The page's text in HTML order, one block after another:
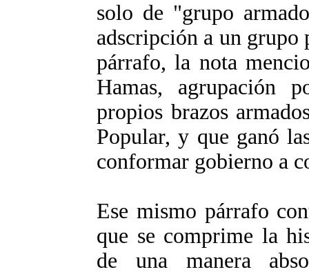
solo de "grupo
adscripción a un
párrafo, la nota
Hamas, agrupación
propios brazos
Popular, y que ganó
conformar gobierno a
Ese mismo párrafo
que se comprime la
de una manera